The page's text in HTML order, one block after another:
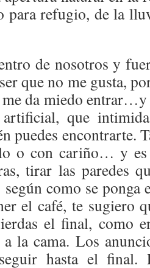
para refugio, de la
de nosotros y
que no me gusta,
da miedo entrar…y
que
puedes encontrarte.
o con cariño… y es
tirar las paredes
como se ponga
el café, te sugiero
el final, como
a la cama. Los
hasta el final.